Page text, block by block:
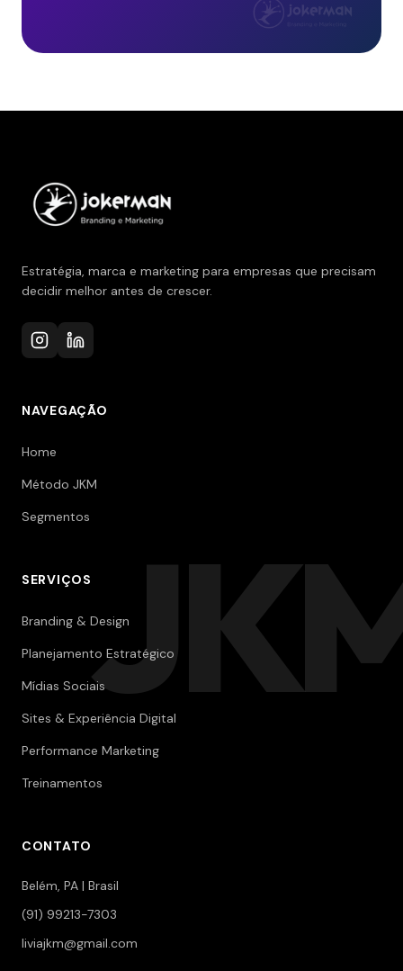
Estratégia, marca e marketing para empresas que precisam
decidir melhor antes de crescer.
NAVEGAÇÃO
Home
Método JKM
Segmentos
SERVIÇOS
Branding & Design
Planejamento Estratégico
Mídias Sociais
Sites & Experiência Digital
Performance Marketing
Treinamentos
CONTATO
Belém, PA | Brasil
(91) 99213-7303
liviajkm@gmail.com